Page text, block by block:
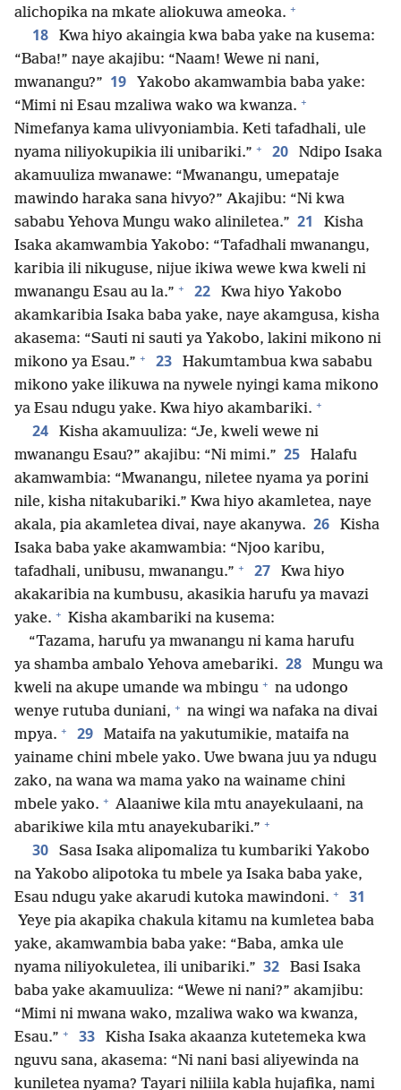
alichopika na mkate aliokuwa ameoka. +
18
Kwa hiyo akaingia kwa baba yake na kusema:
“Baba!” naye akajibu: “Naam! Wewe ni nani,
mwanangu?” 19
Yakobo akamwambia baba yake:
“Mimi ni Esau mzaliwa wako wa kwanza. +
Nimefanya kama ulivyoniambia. Keti tafadhali, ule
nyama niliyokupikia ili unibariki.” + 20
Ndipo Isaka
akamuuliza mwanawe: “Mwanangu, umepataje
mawindo haraka sana hivyo?” Akajibu: “Ni kwa
sababu Yehova Mungu wako aliniletea.” 21
Kisha
Isaka akamwambia Yakobo: “Tafadhali mwanangu,
karibia ili nikuguse, nijue ikiwa wewe kwa kweli ni
mwanangu Esau au la.” + 22
Kwa hiyo Yakobo
akamkaribia Isaka baba yake, naye akamgusa, kisha
akasema: “Sauti ni sauti ya Yakobo, lakini mikono ni
mikono ya Esau.” + 23
Hakumtambua kwa sababu
mikono yake ilikuwa na nywele nyingi kama mikono
ya Esau ndugu yake. Kwa hiyo akambariki. +
24
Kisha akamuuliza: “Je, kweli wewe ni
mwanangu Esau?” akajibu: “Ni mimi.” 25
Halafu
akamwambia: “Mwanangu, niletee nyama ya porini
nile, kisha nitakubariki.” Kwa hiyo akamletea, naye
akala, pia akamletea divai, naye akanywa. 26
Kisha
Isaka baba yake akamwambia: “Njoo karibu,
tafadhali, unibusu, mwanangu.” + 27
Kwa hiyo
akakaribia na kumbusu, akasikia harufu ya mavazi
yake. + Kisha akambariki na kusema:
“Tazama, harufu ya mwanangu ni kama harufu
ya shamba ambalo Yehova amebariki. 28
Mungu wa
kweli na akupe umande wa mbingu + na udongo
wenye rutuba duniani, + na wingi wa nafaka na divai
mpya. + 29
Mataifa na yakutumikie, mataifa na
yainame chini mbele yako. Uwe bwana juu ya ndugu
zako, na wana wa mama yako na wainame chini
mbele yako. + Alaaniwe kila mtu anayekulaani, na
abarikiwe kila mtu anayekubariki.” +
30
Sasa Isaka alipomaliza tu kumbariki Yakobo
na Yakobo alipotoka tu mbele ya Isaka baba yake,
Esau ndugu yake akarudi kutoka mawindoni. + 31
Yeye pia akapika chakula kitamu na kumletea baba
yake, akamwambia baba yake: “Baba, amka ule
nyama niliyokuletea, ili unibariki.” 32
Basi Isaka
baba yake akamuuliza: “Wewe ni nani?” akamjibu:
“Mimi ni mwana wako, mzaliwa wako wa kwanza,
Esau.” + 33
Kisha Isaka akaanza kutetemeka kwa
nguvu sana, akasema: “Ni nani basi aliyewinda na
kuniletea nyama? Tayari niliila kabla hujafika, nami